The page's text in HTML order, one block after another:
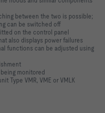
between the two is possible;
can be switched off
on the control panel
also displays power failures
functions can be adjusted using
monitored
Type VMR, VME or VMLK